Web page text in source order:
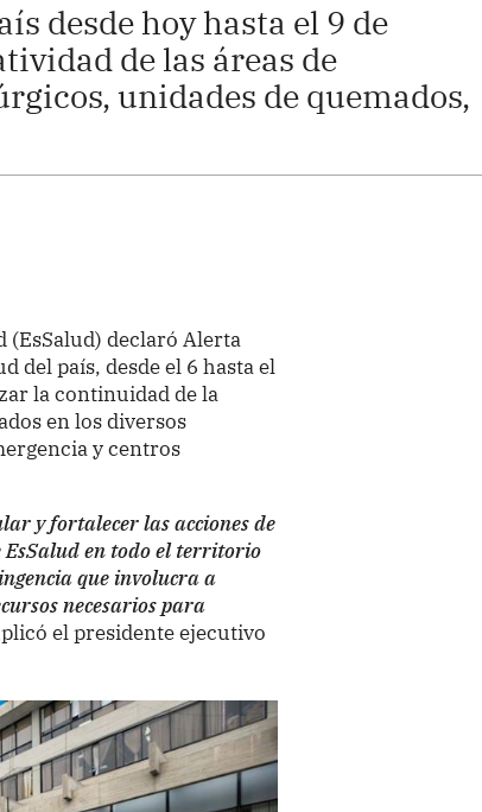
desde hoy hasta el 9 de
de las áreas de
unidades de quemados,
(EsSalud) declaró Alerta
del país, desde el 6 hasta el
la continuidad de la
en los diversos
y centros
y fortalecer las acciones de
EsSalud en todo el territorio
que involucra a
necesarios para
el presidente ejecutivo